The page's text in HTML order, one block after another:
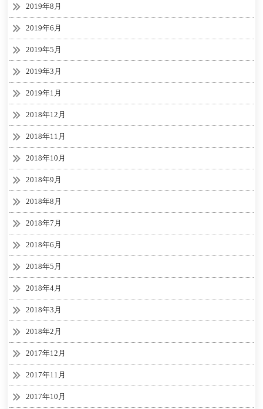
2019年8月
2019年6月
2019年5月
2019年3月
2019年1月
2018年12月
2018年11月
2018年10月
2018年9月
2018年8月
2018年7月
2018年6月
2018年5月
2018年4月
2018年3月
2018年2月
2017年12月
2017年11月
2017年10月